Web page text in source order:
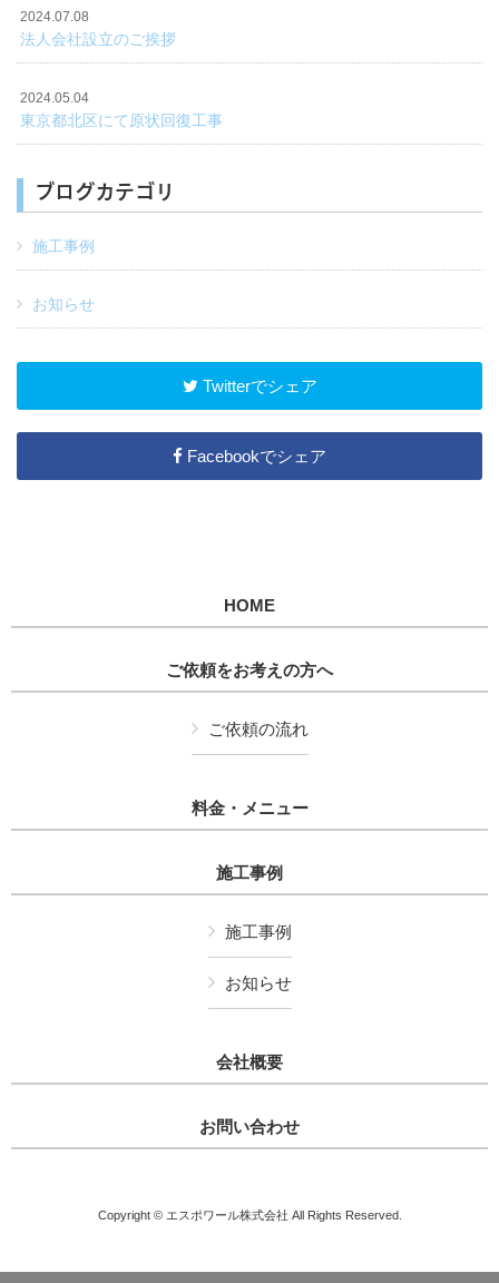
2024.07.08
法人会社設立のご挨拶
2024.05.04
東京都北区にて原状回復工事
ブログカテゴリ
施工事例
お知らせ
Twitterでシェア
Facebookでシェア
HOME
ご依頼をお考えの方へ
ご依頼の流れ
料金・メニュー
施工事例
施工事例
お知らせ
会社概要
お問い合わせ
Copyright © エスポワール株式会社 All Rights Reserved.